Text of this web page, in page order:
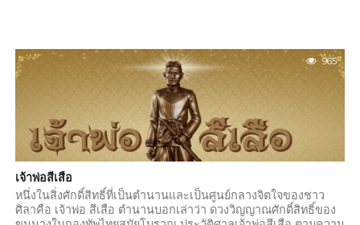
965
เจ้าพ่อสีเสือ
หนึ่งในสิ่งศักดิ์สิทธิ์ที่เป็นตำนานและเป็นศูนย์กลางจิตใจของชาว
ศิลาคือ เจ้าพ่อ สีเสือ ตำนานบอกเล่าว่า ดวงวิญญาณศักดิ์สิทธิ์ของ